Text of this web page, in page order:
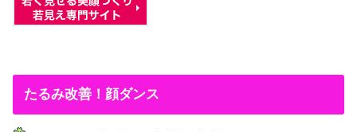
たるみ改善！顔ダンス